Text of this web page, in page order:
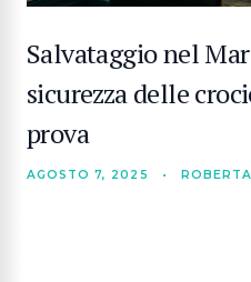
Salvataggio nel
sicurezza delle
prova
AGOSTO 7, 2025 • ROBERTA